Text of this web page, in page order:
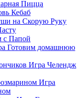
Пицца
Кебаб
на Скорую Руку
с Папой
Готовим домашнюю
Игра Челендж
Игра